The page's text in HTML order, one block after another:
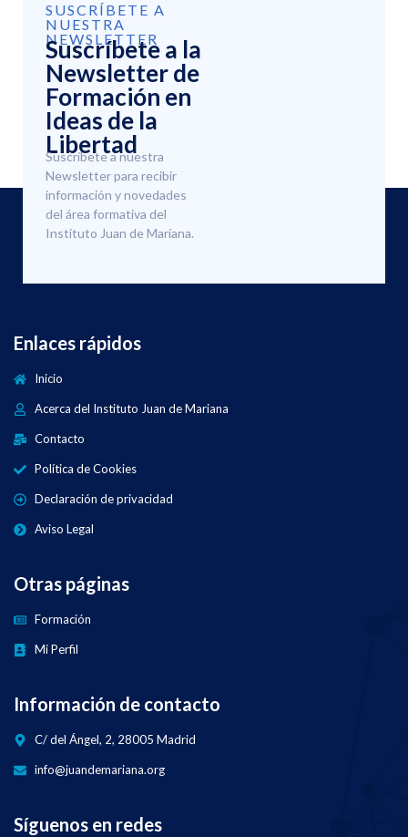
SUSCRÍBETE A
NUESTRA
NEWSLETTER
Suscríbete a la
Newsletter de
Formación en
Ideas de la
Libertad
Suscríbete a nuestra
Newsletter para recibir
información y novedades
del área formativa del
Instituto Juan de Mariana.
Enlaces rápidos
Inicio
Acerca del Instituto Juan de Mariana
Contacto
Política de Cookies
Declaración de privacidad
Aviso Legal
Otras páginas
Formación
Mi Perfil
Información de contacto
C/ del Ángel, 2, 28005 Madrid
info@juandemariana.org
Síguenos en redes